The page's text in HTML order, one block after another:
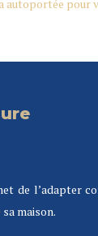
autoportée pour
de l’adapter
maison.